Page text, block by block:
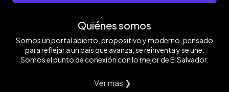
Quiénes somos
Somos un portal abierto, propositivo y moderno, pensado
para reflejar a un país que avanza, se reinventa y se une.
Somos el punto de conexión con lo mejor de El Salvador.
Ver mas ❯